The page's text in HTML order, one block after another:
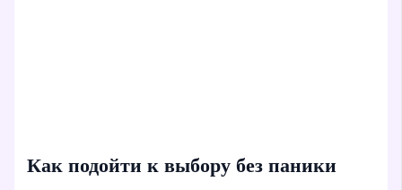
Как подойти к выбору без паники